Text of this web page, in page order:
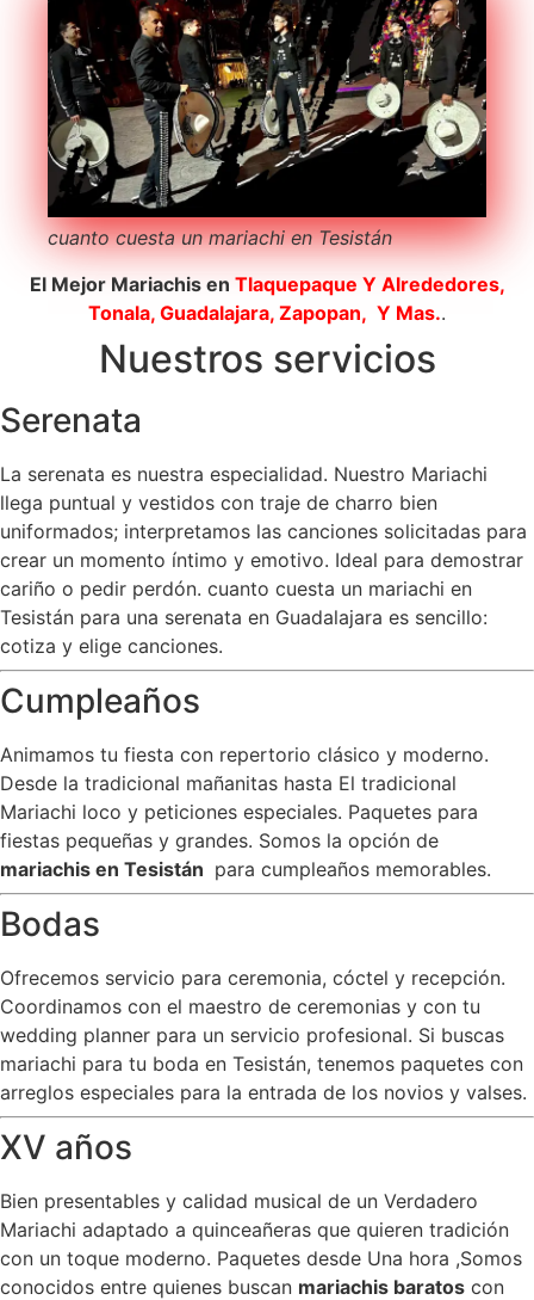
cuanto cuesta un mariachi en Tesistán
El Mejor Mariachis en Tlaquepaque Y Alrededores,
Tonala, Guadalajara, Zapopan, Y Mas..
Nuestros servicios
Serenata
La serenata es nuestra especialidad. Nuestro Mariachi
llega puntual y vestidos con traje de charro bien
uniformados; interpretamos las canciones solicitadas para
crear un momento íntimo y emotivo. Ideal para demostrar
cariño o pedir perdón. cuanto cuesta un mariachi en
Tesistán para una serenata en Guadalajara es sencillo:
cotiza y elige canciones.
Cumpleaños
Animamos tu fiesta con repertorio clásico y moderno.
Desde la tradicional mañanitas hasta El tradicional
Mariachi loco y peticiones especiales. Paquetes para
fiestas pequeñas y grandes. Somos la opción de
mariachis en Tesistán para cumpleaños memorables.
Bodas
Ofrecemos servicio para ceremonia, cóctel y recepción.
Coordinamos con el maestro de ceremonias y con tu
wedding planner para un servicio profesional. Si buscas
mariachi para tu boda en Tesistán, tenemos paquetes con
arreglos especiales para la entrada de los novios y valses.
XV años
Bien presentables y calidad musical de un Verdadero
Mariachi adaptado a quinceañeras que quieren tradición
con un toque moderno. Paquetes desde Una hora ,Somos
conocidos entre quienes buscan mariachis baratos con